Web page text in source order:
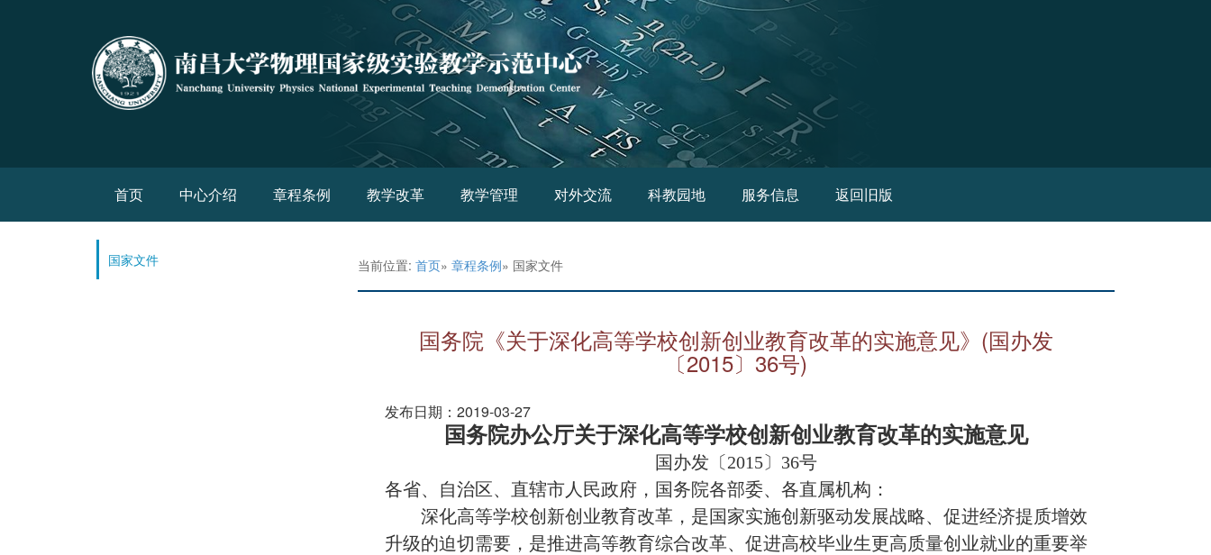
首页(current)中心介绍 章程条例 教学改革 教学管理 对外交流 科教园地 服务信息 返回旧版
国家文件 当前位置: 首页» 章程条例» 国家文件
国务院《关于深化高等学校创新创业教育改革的实施意见》(国办发
〔2015〕36号)
发布日期：2019-03-27
国务院办公厅关于深化高等学校创新创业教育改革的实施意见
国办发〔2015〕36号
各省、自治区、直辖市人民政府，国务院各部委、各直属机构：
深化高等学校创新创业教育改革，是国家实施创新驱动发展战略、促进经济提质增效
升级的迫切需要，是推进高等教育综合改革、促进高校毕业生更高质量创业就业的重要举